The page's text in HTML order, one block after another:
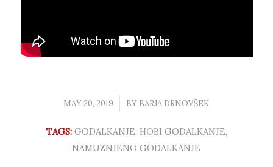
MAY 20, 2019
/ BY BARJA DRNOVŠEK
TAGS: GODALKANJE, HOBI GODALKANJE,
NAMUZNJENO GODALKANJE